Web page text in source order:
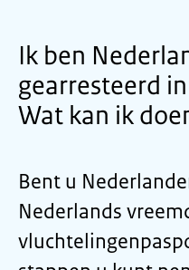
Ik ben
gearresteerd
Wat kan ik
Bent u
Nederlands